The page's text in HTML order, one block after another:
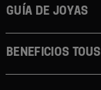
GUÍA DE JOYAS
BENEFICIOS TOUS